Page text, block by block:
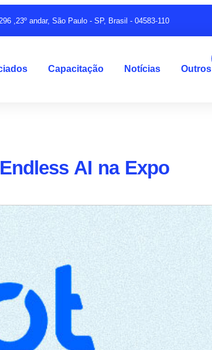
,23º andar, São Paulo - SP, Brasil - 04583-110
Capacitação Notícias Outros
AI na Expo